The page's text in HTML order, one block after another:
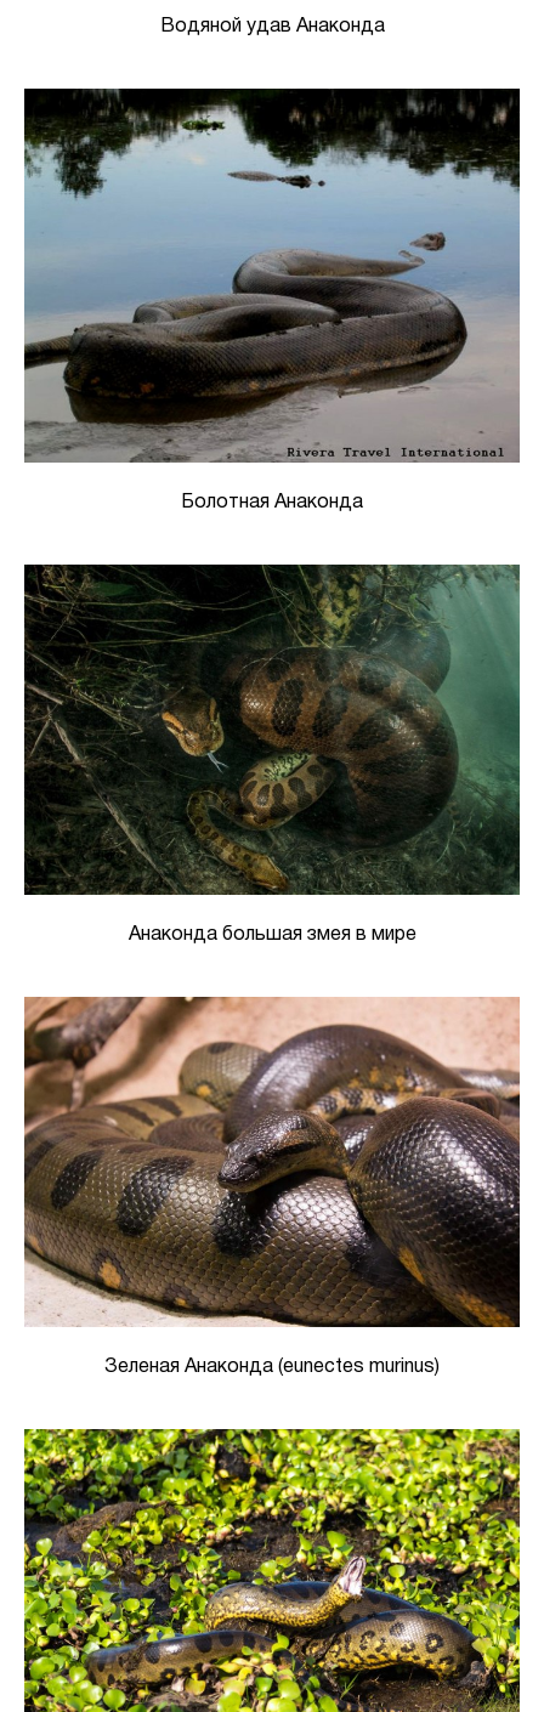
Водяной удав Анаконда
Болотная Анаконда
Анаконда большая змея в мире
Зеленая Анаконда (eunectes murinus)